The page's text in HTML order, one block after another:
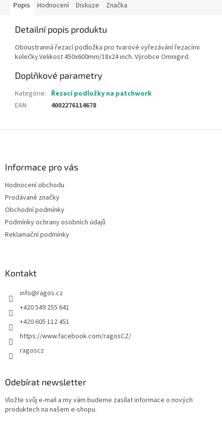
Popis Hodnocení Diskuze Značka
Detailní popis produktu
Oboustranná řezací podložka pro tvarové vyřezávání řezacími
kolečky.Velikost 450x600mm/18x24 inch. Výrobce Omnigird.
Doplňkové parametry
Kategorie: Řezací podložky na patchwork
EAN: 4002276114678
Informace pro vás
Hodnocení obchodu
Prodávané značky
Obchodní podmínky
Podmínky ochrany osobních údajů
Reklamační podmínky
Kontakt
info@ragos.cz
+420 549 255 641
+420 605 112 451
https://www.facebook.com/ragosCZ/
ragoscz
Odebírat newsletter
Vložte svůj e-mail a my vám budeme zasílat informace o nových
produktech na našem e-shopu.